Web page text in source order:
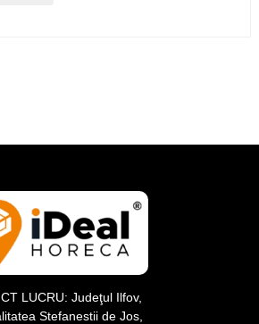
LUCRU: Judeţul Ilfov,
Stefanestii de Jos,